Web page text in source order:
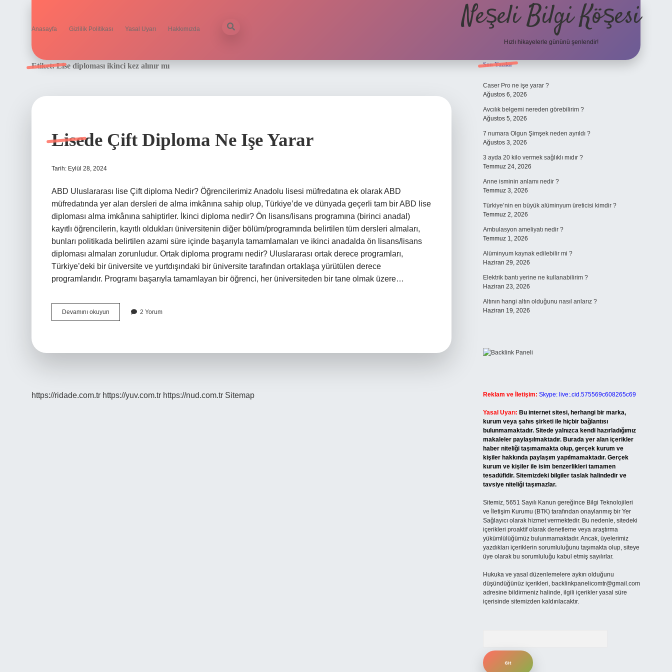
Anasayfa Gizlilik Politikası Yasal Uyarı Hakkımızda Neşeli Bilgi Köşesi
Hızlı hikayelerle gününü şenlendir!
Etiket:Lise diploması ikinci kez alınır mı
Lisede Çift Diploma Ne Işe Yarar
Tarih: Eylül 28, 2024
ABD Uluslararası lise Çift diploma Nedir? Öğrencilerimiz Anadolu lisesi müfredatına ek olarak ABD
müfredatında yer alan dersleri de alma imkânına sahip olup, Türkiye’de ve dünyada geçerli tam bir ABD lise
diploması alma imkânına sahiptirler. İkinci diploma nedir? Ön lisans/lisans programına (birinci anadal)
kayıtlı öğrencilerin, kayıtlı oldukları üniversitenin diğer bölüm/programında belirtilen tüm dersleri almaları,
bunları politikada belirtilen azami süre içinde başarıyla tamamlamaları ve ikinci anadalda ön lisans/lisans
diploması almaları zorunludur. Ortak diploma programı nedir? Uluslararası ortak derece programları,
Türkiye’deki bir üniversite ve yurtdışındaki bir üniversite tarafından ortaklaşa yürütülen derece
programlarıdır. Programı başarıyla tamamlayan bir öğrenci, her üniversiteden bir tane olmak üzere…
Devamını okuyun
Çift
2 Yorum
https://ridade.com.tr https://yuv.com.tr https://nud.com.tr Sitemap
Sidebar
Son Yazılar
Caser Pro ne işe yarar ?
Ağustos 6, 2026
Avcılık belgemi nereden görebilirim ?
Ağustos 5, 2026
7 numara Olgun Şimşek neden ayrıldı ?
Ağustos 3, 2026
3 ayda 20 kilo vermek sağlıklı mıdır ?
Temmuz 24, 2026
Anne isminin anlamı nedir ?
Temmuz 3, 2026
Türkiye’nin en büyük alüminyum üreticisi kimdir ?
Temmuz 2, 2026
Ambulasyon ameliyatı nedir ?
Temmuz 1, 2026
Alüminyum kaynak edilebilir mi ?
Haziran 29, 2026
Elektrik bantı yerine ne kullanabilirim ?
Haziran 23, 2026
Altının hangi altın olduğunu nasıl anlarız ?
Haziran 19, 2026
Reklam ve İletişim: Skype: live:.cid.575569c608265c69
Yasal Uyarı: Bu internet sitesi, herhangi bir marka,
kurum veya şahıs şirketi ile hiçbir bağlantısı
bulunmamaktadır. Sitede yalnızca kendi hazırladığımız
makaleler paylaşılmaktadır. Burada yer alan içerikler
haber niteliği taşımamakta olup, gerçek kurum ve
kişiler hakkında paylaşım yapılmamaktadır. Gerçek
kurum ve kişiler ile isim benzerlikleri tamamen
tesadüfidir. Sitemizdeki bilgiler taslak halindedir ve
tavsiye niteliği taşımazlar.
Sitemiz, 5651 Sayılı Kanun gereğince Bilgi Teknolojileri
ve İletişim Kurumu (BTK) tarafından onaylanmış bir Yer
Sağlayıcı olarak hizmet vermektedir. Bu nedenle, sitedeki
içerikleri proaktif olarak denetleme veya araştırma
yükümlülüğümüz bulunmamaktadır. Ancak, üyelerimiz
yazdıkları içeriklerin sorumluluğunu taşımakta olup, siteye
üye olarak bu sorumluluğu kabul etmiş sayılırlar.
Hukuka ve yasal düzenlemelere aykırı olduğunu
düşündüğünüz içerikleri, backlinkpanelicomtr@gmail.com
adresine bildirmeniz halinde, ilgili içerikler yasal süre
içerisinde sitemizden kaldırılacaktır.